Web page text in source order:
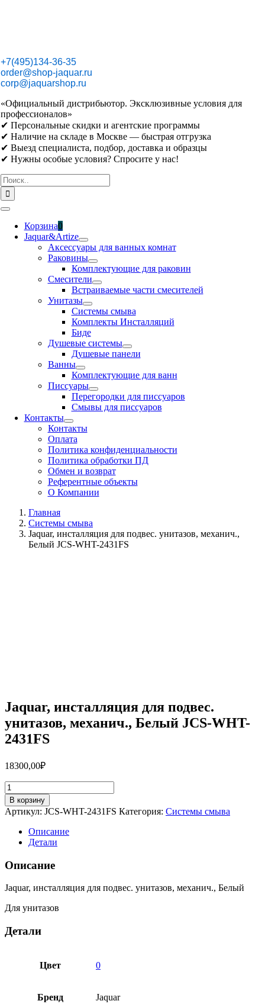
+7(495)134-36-35
order@shop-jaquar.ru
corp@jaquarshop.ru
«Официальный дистрибьютор. Эксклюзивные условия для
профессионалов»
✔ Персональные скидки и агентские программы
✔ Наличие на складе в Москве — быстрая отгрузка
✔ Выезд специалиста, подбор, доставка и образцы
✔ Нужны особые условия? Спросите у нас!
Результат
поиска:
Toggle
NavigationКорзина0
Jaquar&Artize
Аксессуары для ванных комнат
Раковины
Комплектующие для раковин
Смесители
Встраиваемые части смесителей
Унитазы
Системы смыва
Комплекты Инсталляций
Биде
Душевые системы
Душевые панели
Ванны
Комплектующие для ванн
Писсуары
Перегородки для писсуаров
Смывы для писсуаров
Контакты
Контакты
Оплата
Политика конфиденциальности
Политика обработки ПД
Обмен и возврат
Референтные объекты
О Компании
Главная
Системы смыва
Jaquar, инсталляция для подвес. унитазов, механич.,
Белый JCS-WHT-2431FS
Jaquar, инсталляция для подвес.
унитазов, механич., Белый JCS-WHT-
2431FS
18300,00₽
Количество
товара
Jaquar,
инсталляция
подвес.
унитазов,
механич.,
Белый
WHT-
2431FS
В корзину
Артикул: JCS-WHT-2431FS Категория: Системы смыва
Описание
Детали
Описание
Jaquar, инсталляция для подвес. унитазов, механич., Белый
Для унитазов
Детали
Цвет 0
Бренд Jaquar